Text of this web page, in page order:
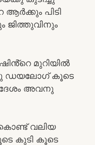
ആർക്കും പിടി
ജിത്തുവിനും
മുറിയിൽ
ഡയലോഗ് കൂടെ
അവനു
വലിയ
കുടി കൂടെ